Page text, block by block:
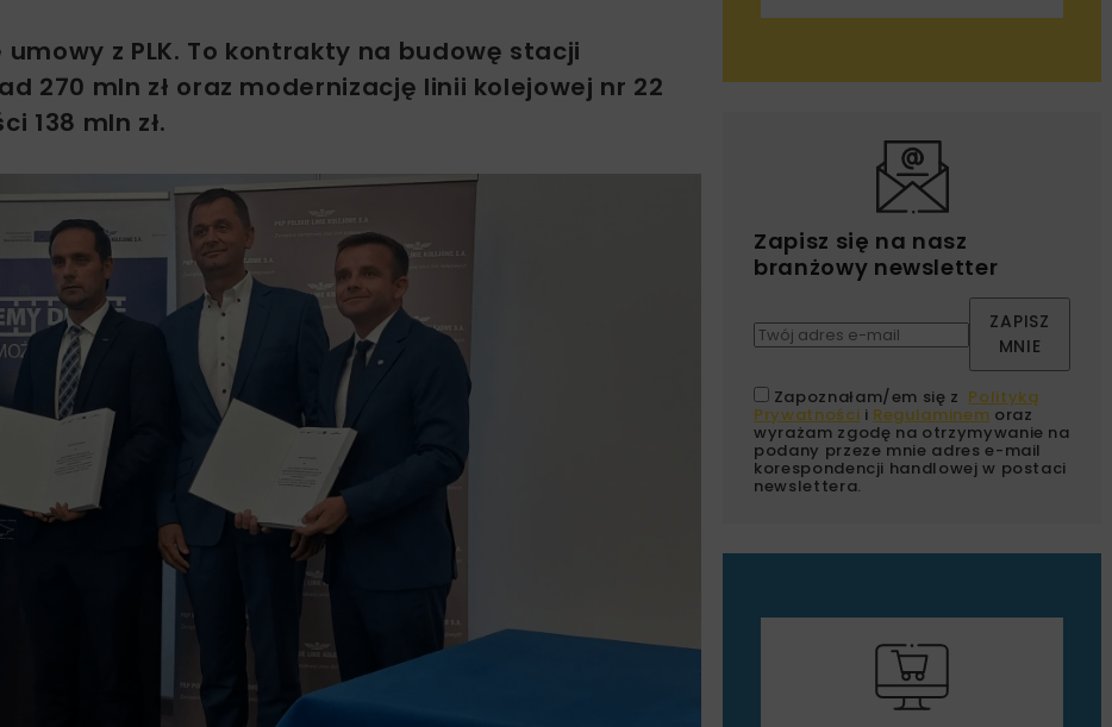
z PLK. To kontrakty na budowę stacji
270 mln zł oraz modernizację linii kolejowej nr 22
138 mln zł.
Zapisz się na nasz
branżowy newsletter
ZAPISZ
MNIE
Zapoznałam/em się z Polityką
Prywatności i Regulaminem oraz
wyrażam zgodę na otrzymywanie na
podany przeze mnie adres e-mail
korespondencji handlowej w postaci
newslettera.